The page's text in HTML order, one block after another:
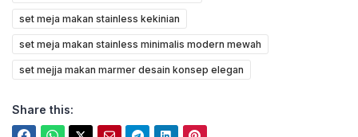
set meja makan stainless kekinian
set meja makan stainless minimalis modern mewah
set mejja makan marmer desain konsep elegan
Share this: